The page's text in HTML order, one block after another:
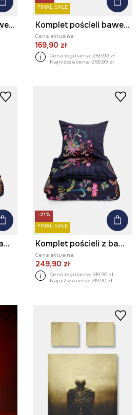
Komplet pościeli bawełnianej wzorzystej 200 x 200 cm
FINAL SALE
Komplet pościeli bawełnianej wzorzystej 160 x 200 cm
Cena aktualna:
169,90 zł
Cena regularna: 259,90 zł
Najniższa cena: 259,90 zł
Komplet pościeli z bawełny satynowej 160 x 200 cm
-21%
FINAL SALE
Komplet pościeli z bawełny satynowej 200 x 200 cm
Cena aktualna:
249,90 zł
Cena regularna: 319,90 zł
Najniższa cena: 319,90 zł